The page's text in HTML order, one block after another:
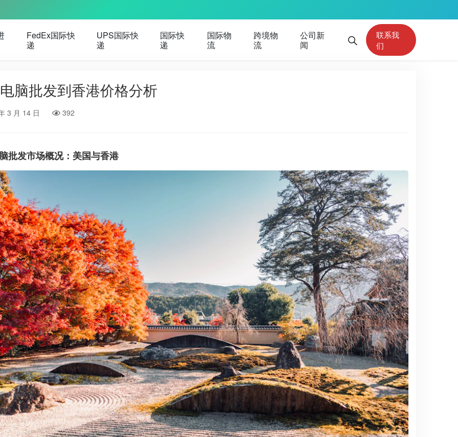
FedEx国际快
递
UPS国际快
递
国际快
递
国际物
流
跨境物
流
公司新
闻
联系我
们
脑批发到香港价格分析
3 月 14 日 392
批发市场概况：美国与香港